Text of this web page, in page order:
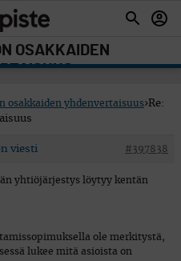
OSAKKAIDEN
osakkaiden yhdenvertaisuus›Re:
#397838
viesti
yhtiöjärjestys löytyy kentän
ole merkitystä,
lukee mitä asioista on